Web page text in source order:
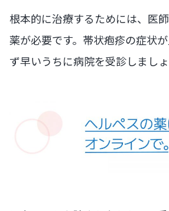
根本的に治療するためには、医
薬が必要です。帯状疱疹の症状
ず早いうちに病院を受診しましょ